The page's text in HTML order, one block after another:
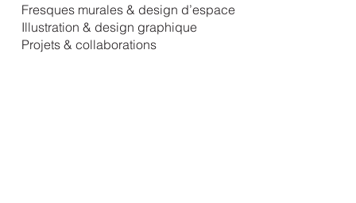
Fresques murales & design d’espace
Illustration & design graphique
Projets & collaborations​